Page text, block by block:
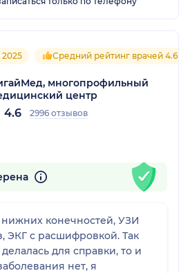
Средний рейтинг врачей 4.6
многопрофильный
центр
4.6 2996 отзывов
конечностей, УЗИ
ЭКГ с расшифровкой. Так
для справки, то и
нет, я